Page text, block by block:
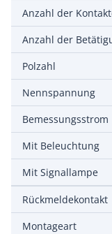
Polzahl
Nennspannung
Bemessungsstrom
Mit Beleuchtung
Mit Signallampe
Rückmeldekontakt
Montageart